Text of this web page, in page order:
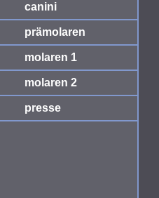
canini
prämolaren
molaren 1
molaren 2
presse